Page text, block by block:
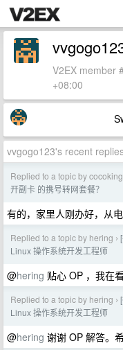
V2EX member
+08:00
vvgogo123's recent
Replied to a topic by cocoking
开副卡 的携号转网套餐？
有的，家里人刚办好，从
Replied to a topic by hering ›
Linux 操作系统开发工程师
@hering 贴心 OP ，我在
Replied to a topic by hering ›
Linux 操作系统开发工程师
@hering 谢谢 OP 解答。